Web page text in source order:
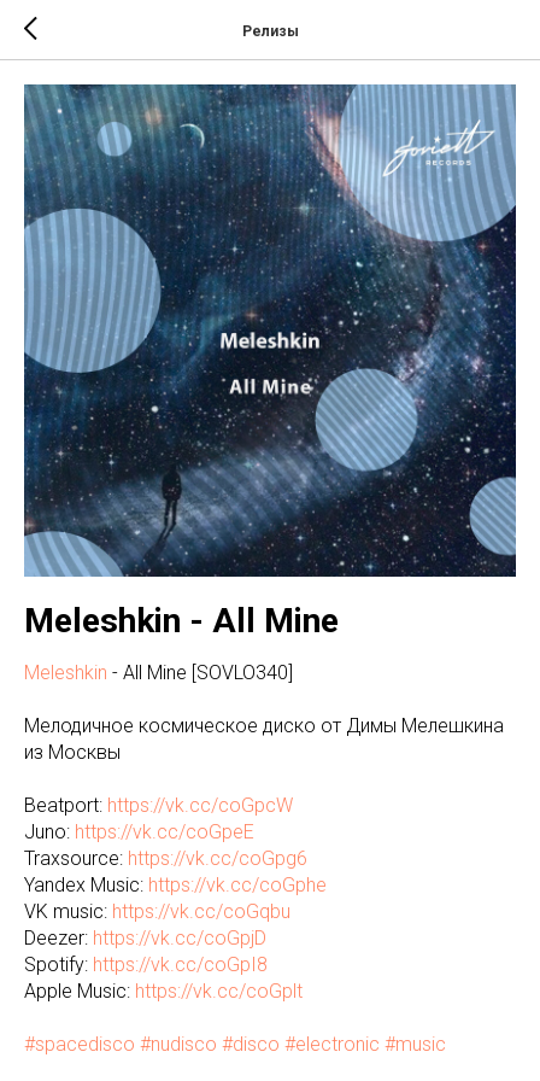
Релизы
Meleshkin - All Mine
Meleshkin - All Mine [SOVLO340]
Мелодичное космическое диско от Димы Мелешкина
из Москвы
Beatport: https://vk.cc/coGpcW
Juno: https://vk.cc/coGpeE
Traxsource: https://vk.cc/coGpg6
Yandex Music: https://vk.cc/coGphe
VK music: https://vk.cc/coGqbu
Deezer: https://vk.cc/coGpjD
Spotify: https://vk.cc/coGpI8
Apple Music: https://vk.cc/coGplt
#spacedisco #nudisco #disco #electronic #music